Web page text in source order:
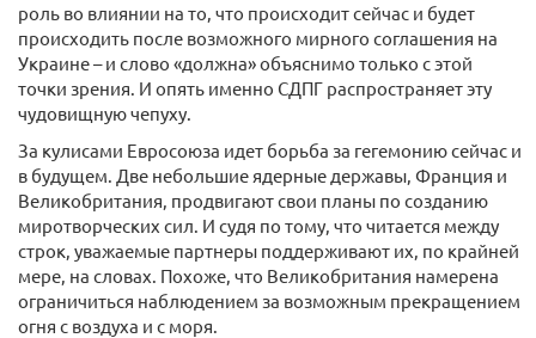
роль во влиянии на то, что происходит сейчас и будет
происходить после возможного мирного соглашения на
Украине – и слово «должна» объяснимо только с этой
точки зрения. И опять именно СДПГ распространяет эту
чудовищную чепуху.
За кулисами Евросоюза идет борьба за гегемонию сейчас и
в будущем. Две небольшие ядерные державы, Франция и
Великобритания, продвигают свои планы по созданию
миротворческих сил. И судя по тому, что читается между
строк, уважаемые партнеры поддерживают их, по крайней
мере, на словах. Похоже, что Великобритания намерена
ограничиться наблюдением за возможным прекращением
огня с воздуха и с моря.